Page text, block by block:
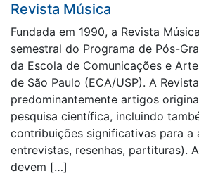
Revista Música
Fundada em 1990, a Revista
semestral do Programa de Pós-
da Escola de Comunicações e
de São Paulo (ECA/USP). A
predominantemente artigos
pesquisa científica, incluindo
contribuições significativas para a
entrevistas, resenhas, partituras).
devem […]